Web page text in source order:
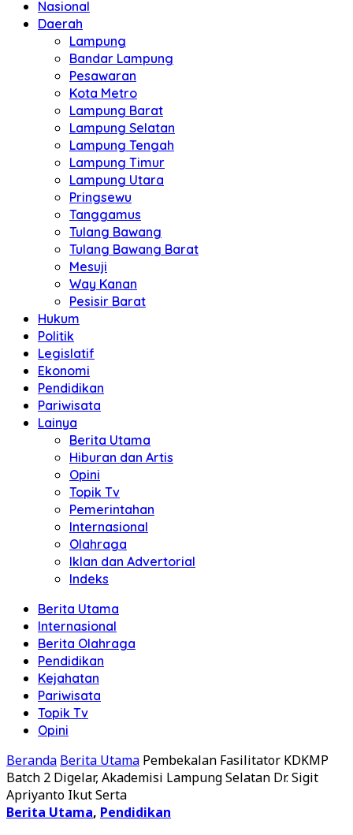
Nasional
Daerah
Lampung
Bandar Lampung
Pesawaran
Kota Metro
Lampung Barat
Lampung Selatan
Lampung Tengah
Lampung Timur
Lampung Utara
Pringsewu
Tanggamus
Tulang Bawang
Tulang Bawang Barat
Mesuji
Way Kanan
Pesisir Barat
Hukum
Politik
Legislatif
Ekonomi
Pendidikan
Pariwisata
Lainya
Berita Utama
Hiburan dan Artis
Opini
Topik Tv
Pemerintahan
Internasional
Olahraga
Iklan dan Advertorial
Indeks
Berita Utama
Internasional
Berita Olahraga
Pendidikan
Kejahatan
Pariwisata
Topik Tv
Opini
Beranda Berita Utama Pembekalan Fasilitator KDKMP
Batch 2 Digelar, Akademisi Lampung Selatan Dr. Sigit
Apriyanto Ikut Serta
Berita Utama, Pendidikan